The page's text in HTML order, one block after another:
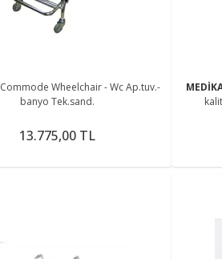
Commode Wheelchair - Wc Ap.tuv.-
banyo Tek.sand.
13.775,00 TL